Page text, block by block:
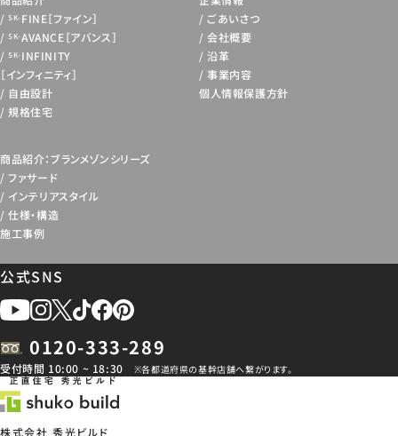
SK-FINE［ファイン］
SK-AVANCE［アバンス］
SK-INFINITY
［インフィニティ］
自由設計
規格住宅
商品紹介：ブランメゾンシリーズ
ファサード
インテリアスタイル
仕様・構造
施工事例
ごあいさつ
会社概要
沿革
事業内容
個人情報保護方針
公式SNS
0120-333-289
受付時間 10:00 ~ 18:30 ※各都道府県の基幹店舗へ繋がります。
株式会社 秀光ビルド